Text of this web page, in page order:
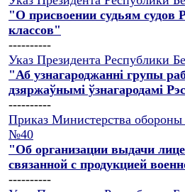
"О присвоении судьям судов
классов"
----------
Указ Президента Республики
"Аб узнагароджаннi групы
дзяржаўнымi ўзнагародамi
----------
Приказ Министерства обороны
№40
"Об организации выдачи
связанной с продукцией
----------